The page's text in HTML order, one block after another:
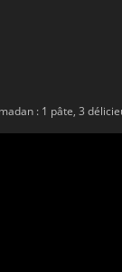
: 1 pâte, 3